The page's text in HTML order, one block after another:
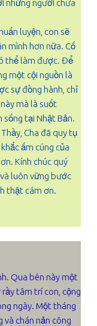
những người chưa
luyện, con sẽ
mình hơn nữa. Cố
thể làm được. Để
một cội nguồn là
sự đồng hành, chỉ
mà là suốt
sống tại Nhật Bản.
Cha đã quy tụ
ấm cúng của
Kính chúc quý
luôn vững bước
thật cám ơn.
Qua bên này một
tâm trí con, cộng
ngày. Một tháng
và chán nản công